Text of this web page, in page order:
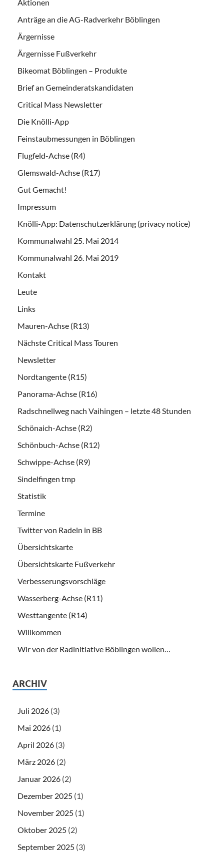
Aktionen
Anträge an die AG-Radverkehr Böblingen
Ärgernisse
Ärgernisse Fußverkehr
Bikeomat Böblingen – Produkte
Brief an Gemeinderatskandidaten
Critical Mass Newsletter
Die Knölli-App
Feinstaubmessungen in Böblingen
Flugfeld-Achse (R4)
Glemswald-Achse (R17)
Gut Gemacht!
Impressum
Knölli-App: Datenschutzerklärung (privacy notice)
Kommunalwahl 25. Mai 2014
Kommunalwahl 26. Mai 2019
Kontakt
Leute
Links
Mauren-Achse (R13)
Nächste Critical Mass Touren
Newsletter
Nordtangente (R15)
Panorama-Achse (R16)
Radschnellweg nach Vaihingen – letzte 48 Stunden
Schönaich-Achse (R2)
Schönbuch-Achse (R12)
Schwippe-Achse (R9)
Sindelfingen tmp
Statistik
Termine
Twitter von Radeln in BB
Übersichtskarte
Übersichtskarte Fußverkehr
Verbesserungsvorschläge
Wasserberg-Achse (R11)
Westtangente (R14)
Willkommen
Wir von der Radinitiative Böblingen wollen…
ARCHIV
Juli 2026 (3)
Mai 2026 (1)
April 2026 (3)
März 2026 (2)
Januar 2026 (2)
Dezember 2025 (1)
November 2025 (1)
Oktober 2025 (2)
September 2025 (3)